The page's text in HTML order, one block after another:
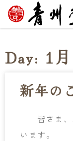
Day: 1
新年の
皆さま、
います。